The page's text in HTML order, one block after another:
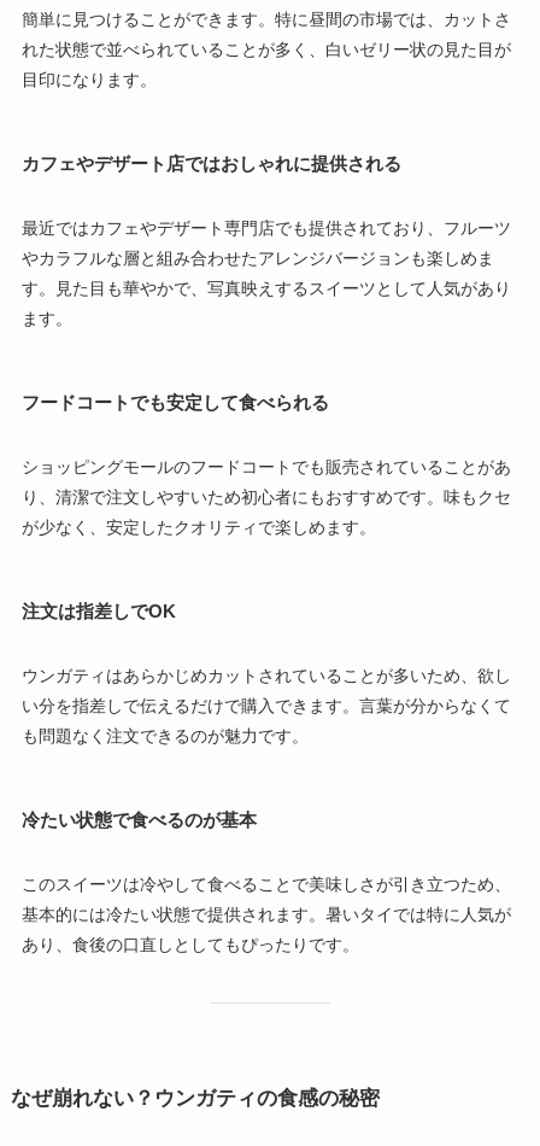
簡単に見つけることができます。特に昼間の市場では、カットさ
れた状態で並べられていることが多く、白いゼリー状の見た目が
目印になります。
カフェやデザート店ではおしゃれに提供される
最近ではカフェやデザート専門店でも提供されており、フルーツ
やカラフルな層と組み合わせたアレンジバージョンも楽しめま
す。見た目も華やかで、写真映えするスイーツとして人気があり
ます。
フードコートでも安定して食べられる
ショッピングモールのフードコートでも販売されていることがあ
り、清潔で注文しやすいため初心者にもおすすめです。味もクセ
が少なく、安定したクオリティで楽しめます。
注文は指差しでOK
ウンガティはあらかじめカットされていることが多いため、欲し
い分を指差しで伝えるだけで購入できます。言葉が分からなくて
も問題なく注文できるのが魅力です。
冷たい状態で食べるのが基本
このスイーツは冷やして食べることで美味しさが引き立つため、
基本的には冷たい状態で提供されます。暑いタイでは特に人気が
あり、食後の口直しとしてもぴったりです。
なぜ崩れない？ウンガティの食感の秘密